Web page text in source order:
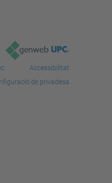
Accessibilitat
de privadesa